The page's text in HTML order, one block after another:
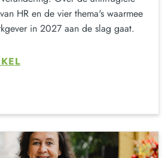
HR en de vier thema's waarmee
in 2027 aan de slag gaat.